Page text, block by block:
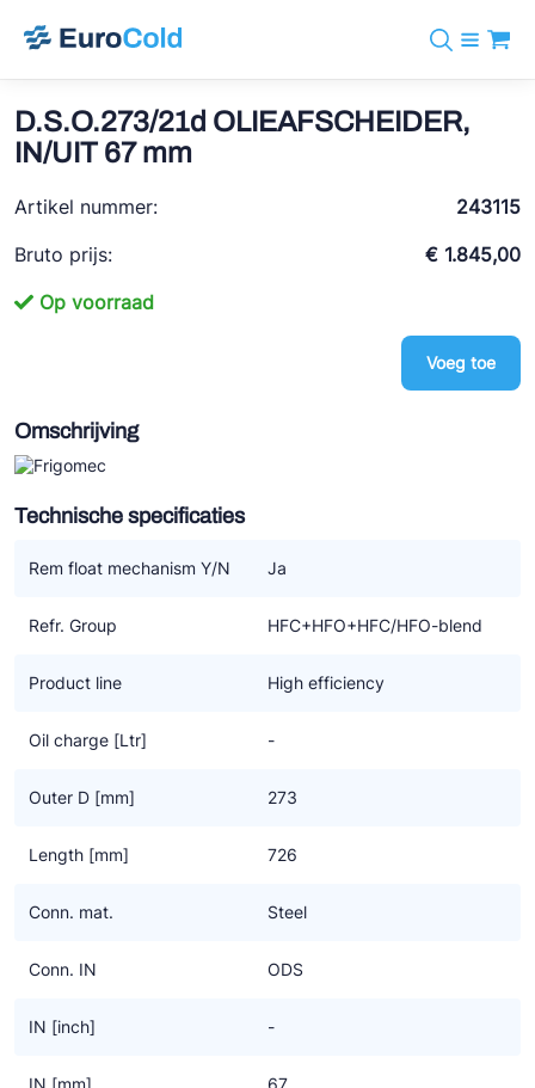
info@eurocold.nl
Merken
BOCK
REFFLEX®
Johnson Controls
Doucette Industries
Koudemiddelen
Diensten
Nieuws
Over ons
D.S.O.273/21d OLIEAFSCHEIDER,
IN/UIT 67 mm
Artikel nummer:
243115
Bruto prijs:
€ 1.845,00
Op voorraad
Voeg toe
Omschrijving
Technische specificaties
Rem float mechanism Y/N Ja
Refr. Group HFC+HFO+HFC/HFO-blend
Product line High efficiency
Oil charge [Ltr] -
Outer D [mm] 273
Length [mm] 726
Conn. mat. Steel
Conn. IN ODS
IN [inch] -
IN [mm] 67